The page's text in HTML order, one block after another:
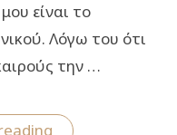
είναι το
Λόγω του ότι
την …
“Αίγινα: